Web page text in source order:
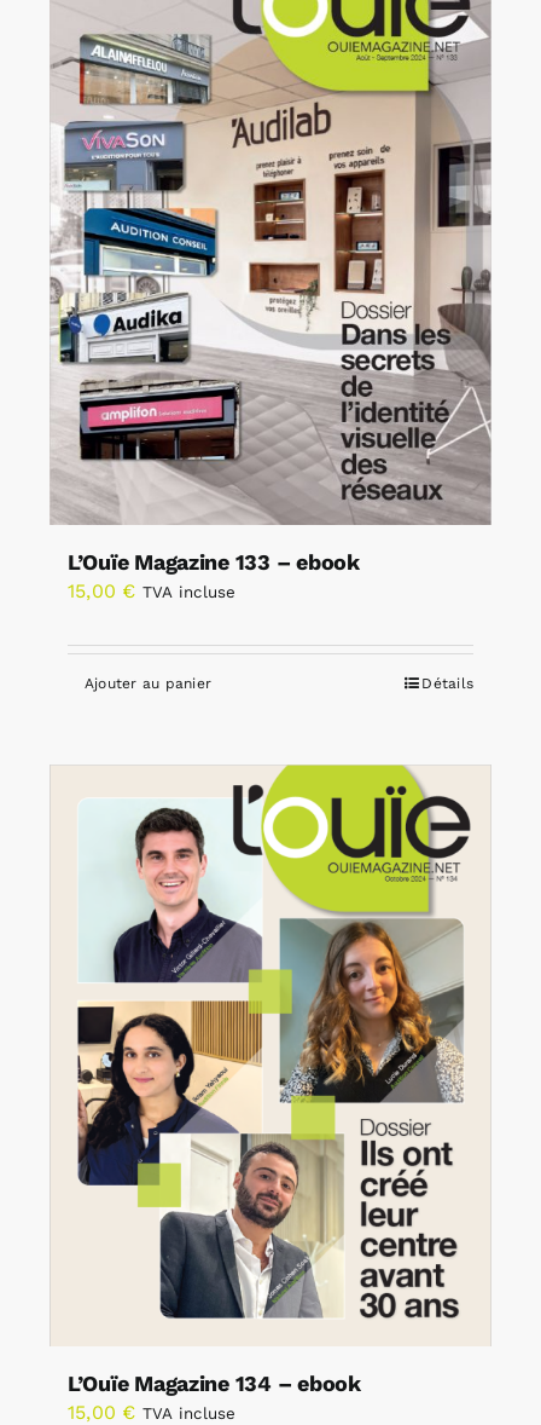
L’Ouïe Magazine 133 – ebook
15,00 € TVA incluse
Ajouter au panier Détails
L’Ouïe Magazine 134 – ebook
15,00 € TVA incluse